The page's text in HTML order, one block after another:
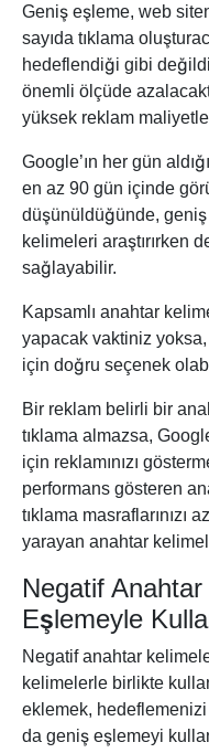
Geniş eşleme, web
sayıda tıklama
hedeflendiği gibi
önemli ölçüde
yüksek reklam
Google’ın her gün
en az 90 gün içinde
düşünüldüğünde,
kelimeleri araştırırken
sağlayabilir.
Kapsamlı anahtar
yapacak vaktiniz
için doğru seçenek
Bir reklam belirli bir
tıklama almazsa,
için reklamınızı
performans gösteren
tıklama masraflarınızı
yarayan anahtar
Negatif
Eşlemeyle
Negatif anahtar
kelimelerle birlikte
eklemek, hedeflemenizi
da geniş eşlemeyi